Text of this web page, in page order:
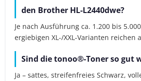
den Brother HL-L2440dwe?
Je nach Ausführung ca. 1.200 bis
ergiebigen XL-/XXL-Varianten reichen
Sind die tonoo®-Toner so gut
Ja – sattes, streifenfreies Schwarz,